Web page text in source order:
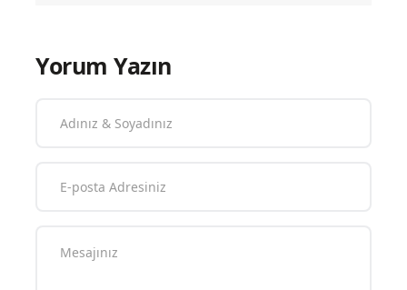
Yorum Yazın